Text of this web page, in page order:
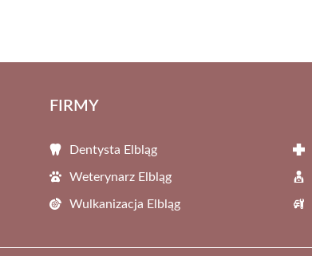
FIRMY
Dentysta Elbląg
Weterynarz Elbląg
Wulkanizacja Elbląg